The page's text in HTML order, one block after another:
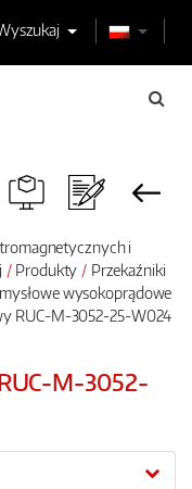
i
Produkty
Przekaźniki
wysokoprądowe
RUC-M-3052-25-W024
M-3052-